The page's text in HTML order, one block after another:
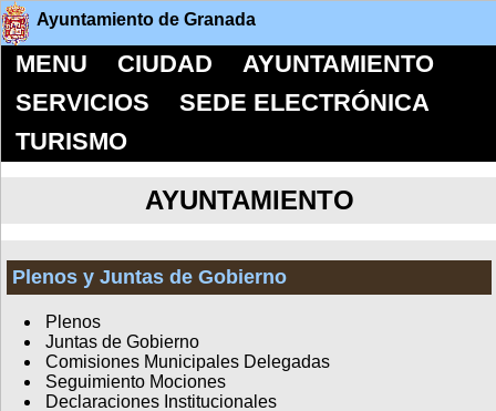
Ayuntamiento de Granada
MENU CIUDAD
AYUNTAMIENTO
SERVICIOS
SEDE ELECTRÓNICA
TURISMO
AYUNTAMIENTO
Plenos y Juntas de Gobierno
Plenos
Juntas de Gobierno
Comisiones Municipales Delegadas
Seguimiento Mociones
Declaraciones Institucionales